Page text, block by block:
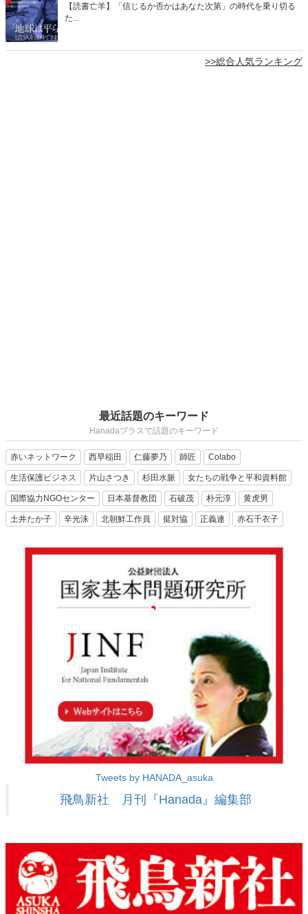
【読書亡羊】「信じるか否かはあなた次第」の時代を乗り切る
た...
>>総合人気ランキング
最近話題のキーワード
Hanadaプラスで話題のキーワード
赤いネットワーク 西早稲田 仁藤夢乃 師匠 Colabo
生活保護ビジネス 片山さつき 杉田水脈 女たちの戦争と平和資料館
国際協力NGOセンター 日本基督教団 石破茂 朴元淳 黄虎男
土井たか子 辛光洙 北朝鮮工作員 挺対協 正義連 赤石千衣子
Tweets by HANADA_asuka
飛鳥新社 月刊『Hanada』編集部